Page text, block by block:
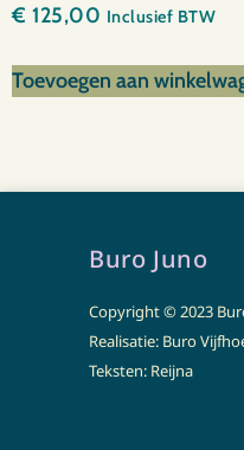
€ 125,00 Inclusief BTW
Toevoegen aan
Buro Juno
Copyright © 2023
Realisatie: Buro
Teksten: Reijna